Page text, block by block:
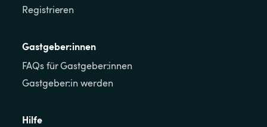
Registrieren
Gastgeber:innen
FAQs für Gastgeber:innen
Gastgeber:in werden
Hilfe